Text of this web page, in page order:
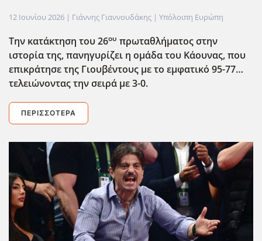
12 Ιουνίου 2026 | Γιάννης Γιαννουδάκης | Υπόλοιπη Ευρώπη
Την κατάκτηση του 26ου πρωταθλήματος στην
ιστορία της, πανηγυρίζει η ομάδα του Κάουνας, που
επικράτησε της Γιουβέντους με το εμφατικό 95-77…
τελειώνοντας την σειρά με 3-0.
ΠΕΡΙΣΣΌΤΕΡΑ